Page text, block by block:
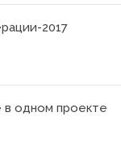
2017
одном проекте